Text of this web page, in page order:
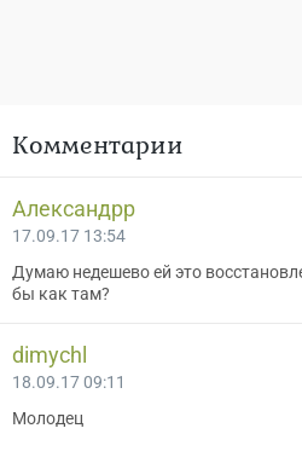
Комментарии
Александрр
17.09.17 13:54
Думаю недешево ей это
бы как там?
dimychl
18.09.17 09:11
Молодец